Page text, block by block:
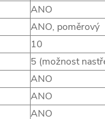
ANO
ANO, poměrový
10
5 (možnost
ANO
ANO
ANO